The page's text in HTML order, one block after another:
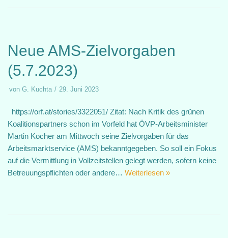
Neue AMS-Zielvorgaben
(5.7.2023)
von G. Kuchta 29. Juni 2023
https://orf.at/stories/3322051/ Zitat: Nach Kritik des grünen
Koalitionspartners schon im Vorfeld hat ÖVP-Arbeitsminister
Martin Kocher am Mittwoch seine Zielvorgaben für das
Arbeitsmarktservice (AMS) bekanntgegeben. So soll ein Fokus
auf die Vermittlung in Vollzeitstellen gelegt werden, sofern keine
Betreuungspflichten oder andere… Weiterlesen »